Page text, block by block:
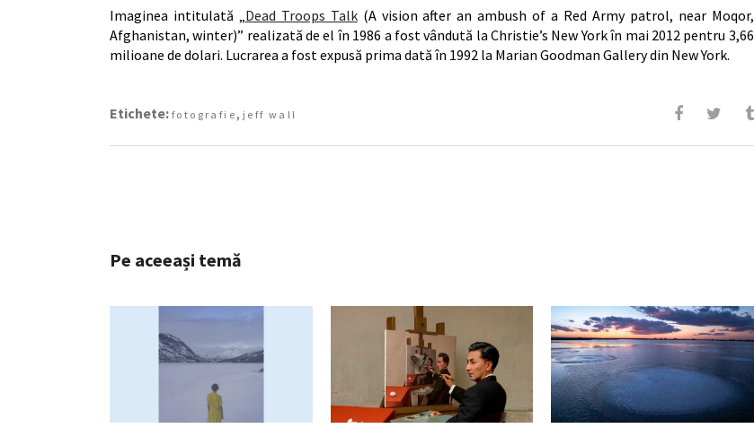
Imaginea intitulată „Dead Troops Talk(A vision after an ambush of a Red Army patrol, near Moqor,
Afghanistan, winter)” realizată de el în 1986 a fost vândută la Christie’s New York în mai 2012 pentru 3,66
milioane de dolari. Lucrarea a fost expusă prima dată în 1992 la Marian Goodman Gallery din New York.
Etichete: fotografie, jeff wall
Pe aceeași temă